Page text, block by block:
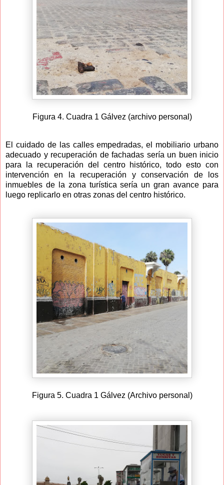
Figura 4. Cuadra 1 Gálvez (archivo personal)
El cuidado de las calles empedradas, el mobiliario urbano
adecuado y recuperación de fachadas sería un buen inicio
para la recuperación del centro histórico, todo esto con
intervención en la recuperación y conservación de los
inmuebles de la zona turística sería un gran avance para
luego replicarlo en otras zonas del centro histórico.
Figura 5. Cuadra 1 Gálvez (Archivo personal)